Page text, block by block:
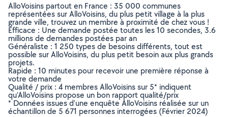
AlloVoisins partout en France : 35 000 communes
représentées sur AlloVoisins, du plus petit village à la plus
grande ville, trouvez un membre à proximité de chez vous !
Efficace : Une demande postée toutes les 10 secondes, 3.6
millions de demandes postées par an
Généraliste : 1 250 types de besoins différents, tout est
possible sur AlloVoisins, du plus petit besoin aux plus grands
projets.
Rapide : 10 minutes pour recevoir une première réponse à
votre demande
Qualité / prix : 4 membres AlloVoisins sur 5* indiquent
qu’AlloVoisins propose un bon rapport qualité/prix
* Données issues d’une enquête AlloVoisins réalisée sur un
échantillon de 5 671 personnes interrogées (Février 2024)